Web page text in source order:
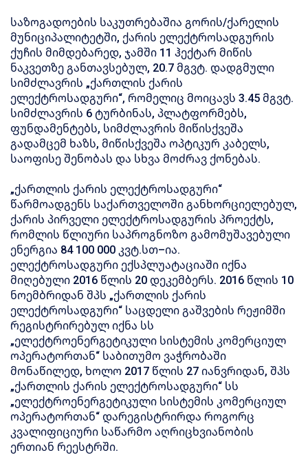
საზოგადოების საკუთრებაშია გორის/ქარელის
მუნიციპალიტეტში, ქარის ელექტროსადგურის
ქუჩის მიმდებარედ, ჯამში 11 ჰექტარ მიწის
ნაკვეთზე განთავსებულ, 20.7 მგვტ. დადგმული
სიმძლავრის „ქართლის ქარის
ელექტროსადგური“, რომელიც მოიცავს 3.45 მგვტ.
სიმძლავრის 6 ტურბინას, პლატფორმებს,
ფუნდამენტებს, სიმძლავრის მიწისქვეშა
გადამცემ ხაზს, მიწისქვეშა ოპტიკურ კაბელს,
საოფისე შენობას და სხვა მოძრავ ქონებას.
„ქართლის ქარის ელექტროსადგური“
წარმოადგენს საქართველოში განხორციელებულ,
ქარის პირველი ელექტროსადგურის პროექტს,
რომლის წლიური საპროგნოზო გამომუშავებული
ენერგია 84 100 000 კვტ.სთ–ია.
ელექტროსადგური ექსპლუატაციაში იქნა
მიღებული 2016 წლის 20 დეკემბერს. 2016 წლის 10
ნოემბრიდან შპს „ქართლის ქარის
ელექტროსადგური“ საცდელი გაშვების რეჟიმში
რეგისტრირებულ იქნა სს
„ელექტროენერგეტიკული სისტემის კომერციულ
ოპერატორთან“ საბითუმო ვაჭრობაში
მონაწილედ, ხოლო 2017 წლის 27 იანვრიდან, შპს
„ქართლის ქარის ელექტროსადგური“ სს
„ელექტროენერგეტიკული სისტემის კომერციულ
ოპერატორთან“ დარეგისტრირდა როგორც
კვალიფიციური საწარმო აღრიცხვიანობის
ერთიან რეესტრში.